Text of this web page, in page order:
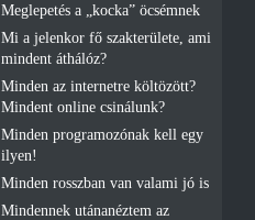
Meglepetés a „kocka” öcsémnek
Mi a jelenkor fő szakterülete, ami
mindent áthálóz?
Minden az internetre költözött?
Mindent online csinálunk?
Minden programozónak kell egy
ilyen!
Minden rosszban van valami jó is
Mindennek utánanéztem az